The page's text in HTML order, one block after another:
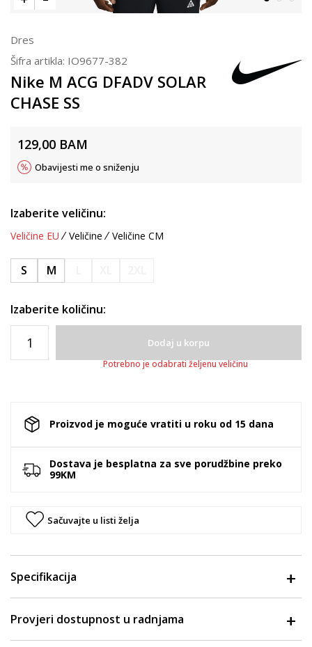
Dres
Šifra artikla: IO9677-382
Nike M ACG DFADV SOLAR
CHASE SS
129,00 BAM
Obavijesti me o sniženju
Izaberite veličinu:
Veličine EU Veličine Veličine CM
S M
Izaberite količinu:
Dodaj u korpu
Potrebno je odabrati željenu veličinu
Proizvod je moguće vratiti u roku od 15 dana
Dostava je besplatna za sve porudžbine preko
99KM
Sačuvajte u listi želja
Specifikacija
Provjeri dostupnost u radnjama